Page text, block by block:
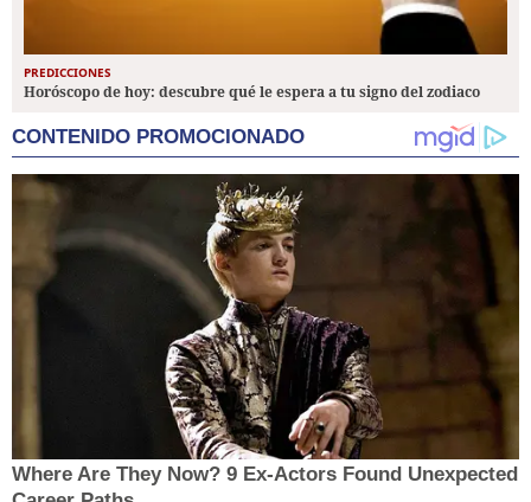
PREDICCIONES
Horóscopo de hoy: descubre qué le espera a tu signo del zodiaco
CONTENIDO PROMOCIONADO
Where Are They Now? 9 Ex-Actors Found Unexpected